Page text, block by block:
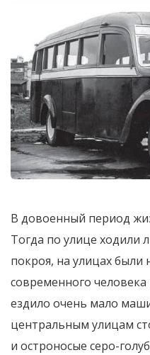
В довоенный период
Тогда по улице ходили
покроя, на улицах
современного
ездило очень мало
центральным улицам
и остроносые серо-